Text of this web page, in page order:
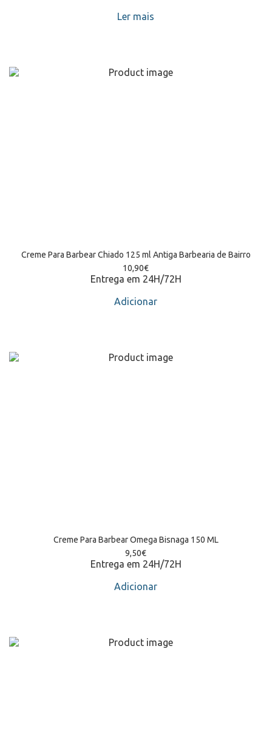
Ler mais
Creme Para Barbear Chiado 125 ml Antiga Barbearia de Bairro
10,90€
Entrega em 24H/72H
Adicionar
Creme Para Barbear Omega Bisnaga 150 ML
9,50€
Entrega em 24H/72H
Adicionar